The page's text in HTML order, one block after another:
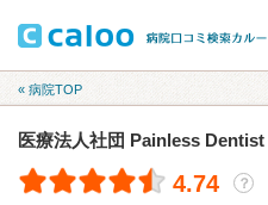
« 病院TOP
医療法人社団 Painless Dentist
4.74
？